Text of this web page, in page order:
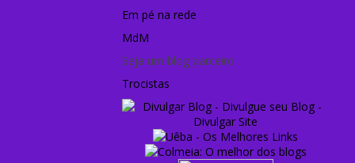
Em pé na rede
MdM
Seja um blog parceiro
Trocistas